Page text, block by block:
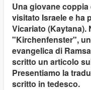
Una giovane
visitato Israele e ha
Vicariato
"Kirchenfenster",
evangelica di
scritto un articolo
Presentiamo la
scritto in tedesco.